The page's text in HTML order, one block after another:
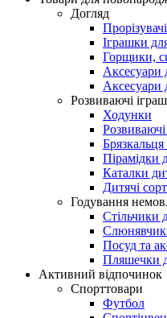
Догляд
Іграшки
Горщики,
Аксесуари
Аксесуари
Розвиваючі
Ходунки
Брязкальця
Пірамідки
Каталки
Дитячі
Годування
Стільчики
Посуд та
Пляшечки
Активний відпочинок
Спорттовари
Футбол